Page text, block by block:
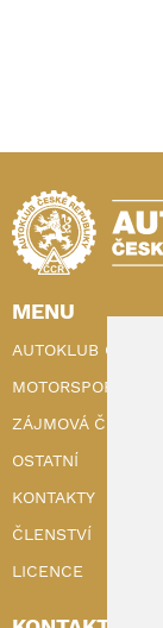
MENU
AUTOKLUB ČR
MOTORSPORT
ZÁJMOVÁ ČINNOST
OSTATNÍ
KONTAKTY
ČLENSTVÍ
LICENCE